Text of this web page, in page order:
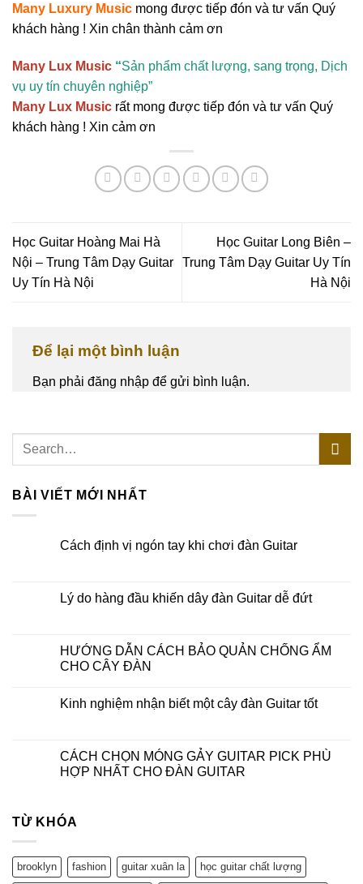
BÀI VIẾT MỚI NHẤT
Cách định vị ngón tay khi chơi đàn Guitar
Lý do hàng đầu khiến dây đàn Guitar dễ đứt
HƯỚNG DẪN CÁCH BẢO QUẢN CHỐNG ẨM
CHO CÂY ĐÀN
Kinh nghiệm nhận biết một cây đàn Guitar tốt
CÁCH CHỌN MÓNG GẢY GUITAR PICK PHÙ
HỢP NHẤT CHO ĐÀN GUITAR
TỪ KHÓA
brooklyn fashion guitar xuân la học guitar chất lượng
Many Luxury Music mong được tiếp đón và tư vấn Quý
khách hàng ! Xin chân thành cảm ơn
Many Lux Music “Sản phẩm chất lượng, sang trọng, Dịch
vụ uy tín chuyên nghiệp”
Many Lux Music rất mong được tiếp đón và tư vấn Quý
khách hàng ! Xin cảm ơn
Học Guitar Hoàng Mai Hà
Nội – Trung Tâm Dạy Guitar
Uy Tín Hà Nội
Học Guitar Long Biên –
Trung Tâm Dạy Guitar Uy Tín
Hà Nội
Để lại một bình luận
Bạn phải đăng nhập để gửi bình luận.